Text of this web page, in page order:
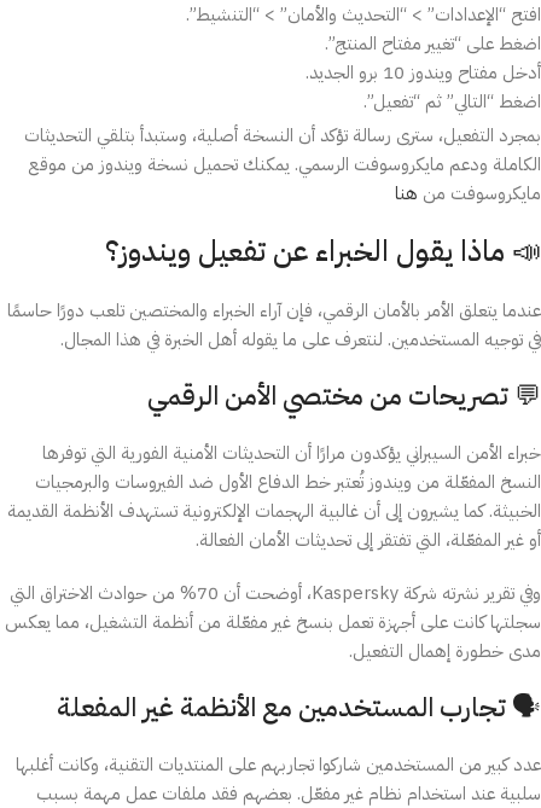
افتح “الإعدادات” > “التحديث والأمان” > “التنشيط”.
اضغط على “تغيير مفتاح المنتج”.
أدخل مفتاح ويندوز 10 برو الجديد.
اضغط “التالي” ثم “تفعيل”.
بمجرد التفعيل، سترى رسالة تؤكد أن النسخة أصلية، وستبدأ بتلقي التحديثات
الكاملة ودعم مايكروسوفت الرسمي. يمكنك تحميل نسخة ويندوز من موقع
مايكروسوفت من هنا
📣 ماذا يقول الخبراء عن تفعيل ويندوز؟
عندما يتعلق الأمر بالأمان الرقمي، فإن آراء الخبراء والمختصين تلعب دورًا حاسمًا
في توجيه المستخدمين. لنتعرف على ما يقوله أهل الخبرة في هذا المجال.
💬 تصريحات من مختصي الأمن الرقمي
خبراء الأمن السيبراني يؤكدون مرارًا أن التحديثات الأمنية الفورية التي توفرها
النسخ المفعّلة من ويندوز تُعتبر خط الدفاع الأول ضد الفيروسات والبرمجيات
الخبيثة. كما يشيرون إلى أن غالبية الهجمات الإلكترونية تستهدف الأنظمة القديمة
أو غير المفعّلة، التي تفتقر إلى تحديثات الأمان الفعالة.
وفي تقرير نشرته شركة Kaspersky، أوضحت أن 70% من حوادث الاختراق التي
سجلتها كانت على أجهزة تعمل بنسخ غير مفعّلة من أنظمة التشغيل، مما يعكس
مدى خطورة إهمال التفعيل.
🗣️ تجارب المستخدمين مع الأنظمة غير المفعلة
عدد كبير من المستخدمين شاركوا تجاربهم على المنتديات التقنية، وكانت أغلبها
سلبية عند استخدام نظام غير مفعّل. بعضهم فقد ملفات عمل مهمة بسبب